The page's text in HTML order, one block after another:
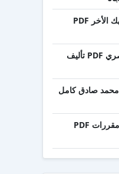
تحميل كتاب اعرف وجهك الأخر PDF
تحميل كتاب الأمير العصري PDF تأليف
تحميل رواية إذما PDF محمد صادق كامل
تحميل كتاب علم البيئة مقررات PDF